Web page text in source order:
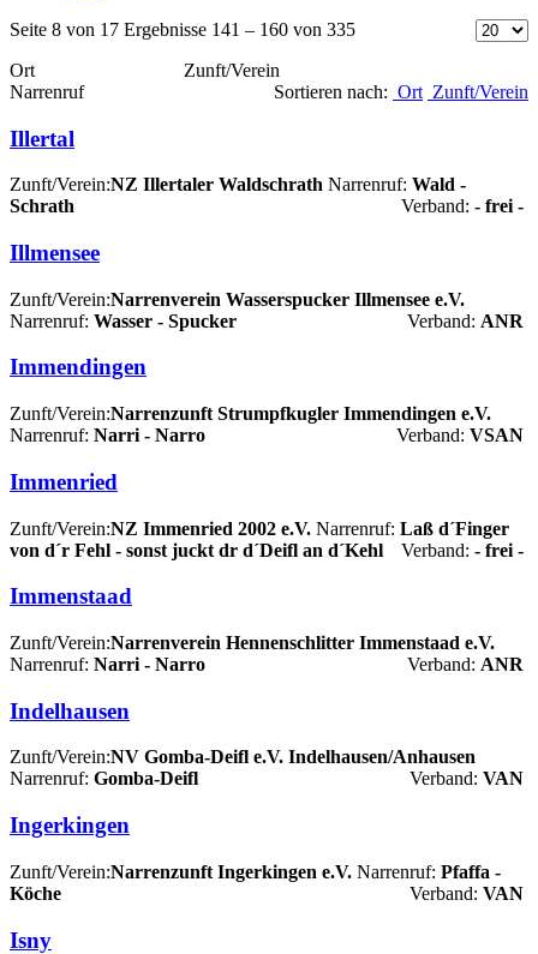
Seite 8 von 17 Ergebnisse 141 – 160 von 335
Ort Zunft/Verein
Narrenruf
Sortieren nach: Ort Zunft/Verein
Illertal
Zunft/Verein:NZ Illertaler Waldschrath Narrenruf: Wald -
Schrath
Verband: - frei -
Illmensee
Zunft/Verein:Narrenverein Wasserspucker Illmensee e.V.
Narrenruf: Wasser - Spucker Verband: ANR
Immendingen
Zunft/Verein:Narrenzunft Strumpfkugler Immendingen e.V.
Narrenruf: Narri - Narro Verband: VSAN
Immenried
Zunft/Verein:NZ Immenried 2002 e.V. Narrenruf: Laß d´Finger
von d´r Fehl - sonst juckt dr d´Deifl an d´Kehl
Verband: - frei -
Immenstaad
Zunft/Verein:Narrenverein Hennenschlitter Immenstaad e.V.
Narrenruf: Narri - Narro Verband: ANR
Indelhausen
Zunft/Verein:NV Gomba-Deifl e.V. Indelhausen/Anhausen
Narrenruf: Gomba-Deifl Verband: VAN
Ingerkingen
Zunft/Verein:Narrenzunft Ingerkingen e.V. Narrenruf: Pfaffa -
Köche
Verband: VAN
Isny